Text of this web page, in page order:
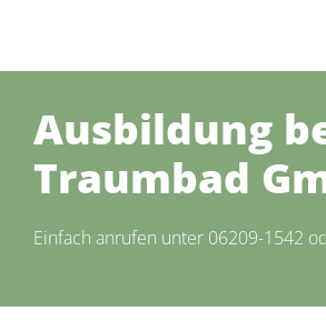
Ausbildung
Traumbad
Einfach anrufen unter 06209-1542